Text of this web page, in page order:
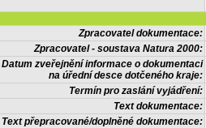
Zpracovatel dokumentace:
Zpracovatel - soustava Natura 2000:
Datum zveřejnění informace o dokumentaci
na úřední desce dotčeného kraje:
Termín pro zaslání vyjádření:
Text dokumentace:
Text přepracované/doplněné dokumentace: